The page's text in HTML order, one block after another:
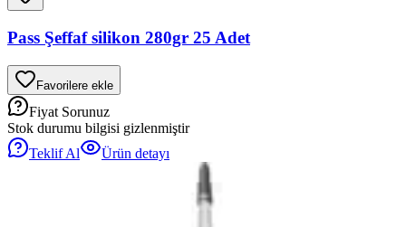
Pass Şeffaf silikon 280gr 25 Adet
Favorilere ekle
Fiyat Sorunuz
Stok durumu bilgisi gizlenmiştir
Teklif Al
Ürün detayı